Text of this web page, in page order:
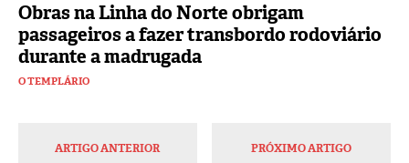
Obras na Linha do Norte obrigam
passageiros a fazer transbordo rodoviário
durante a madrugada
O TEMPLÁRIO
ARTIGO ANTERIOR PRÓXIMO ARTIGO